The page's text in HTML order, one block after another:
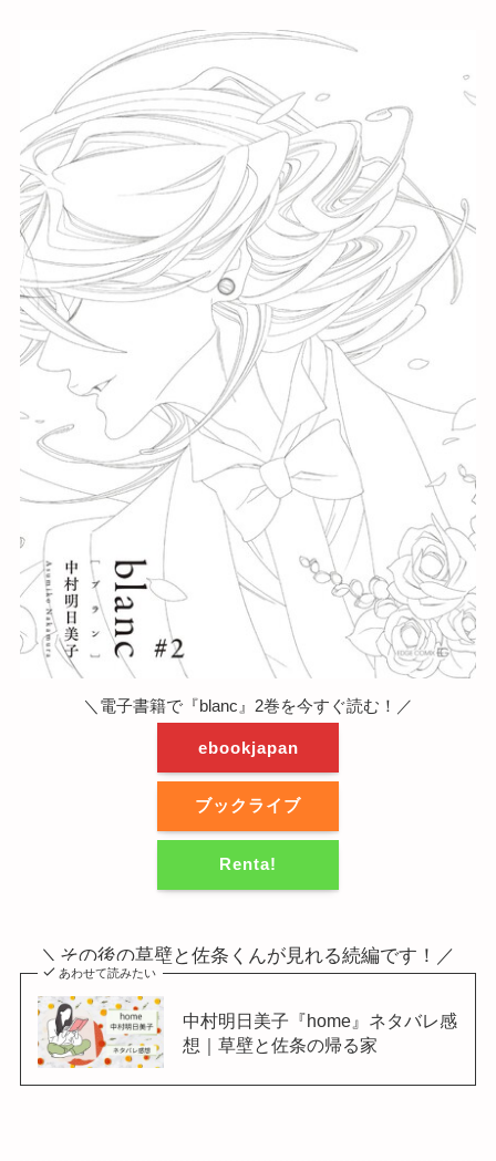
＼電子書籍で『blanc』2巻を今すぐ読む！／
ebookjapan
ブックライブ
Renta!
＼その後の草壁と佐条くんが見れる続編です！／
あわせて読みたい
中村明日美子『home』ネタバレ感
想｜草壁と佐条の帰る家